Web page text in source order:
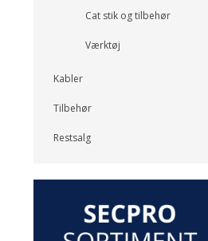
Cat stik og tilbehør
Værktøj
Kabler
Tilbehør
Restsalg